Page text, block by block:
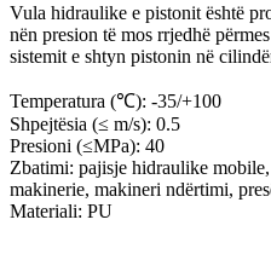
Vula hidraulike e pistonit është
nën presion të mos rrjedhë
sistemit e shtyn pistonin në
Temperatura (℃): -35/+100
Shpejtësia (≤ m/s): 0.5
Presioni (≤MPa): 40
Zbatimi: pajisje hidraulike
makinerie, makineri ndërtimi,
Materiali: PU